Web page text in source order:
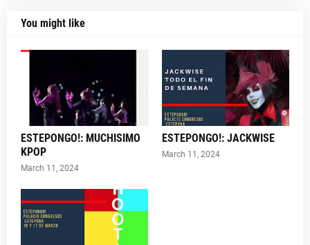
You might like
ESTEPONGO!: MUCHISIMO
KPOP
March 11, 2024
ESTEPONGO!: JACKWISE
March 11, 2024